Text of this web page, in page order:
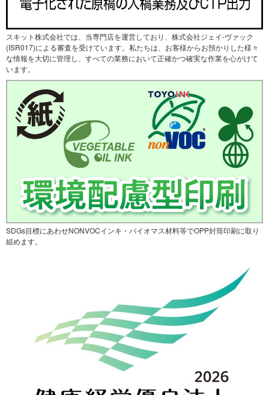
スキット株式会社では、当専門店を運営しており、株式会社ジェイ-ヴァック
(ISR017)による審査を受けています。私たちは、お客様からお預かりした様々
な情報を大切に管理し、すべての業務において正確かつ確実な作業を心がけて
います。
SDGs目標にあわせNONVOCインキ・バイオマス材料等でOPP封筒印刷に取り
組めます。